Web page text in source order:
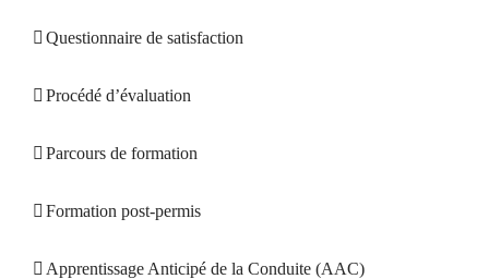
Questionnaire de satisfaction
Procédé d’évaluation
Parcours de formation
Formation post-permis
Apprentissage Anticipé de la Conduite (AAC)